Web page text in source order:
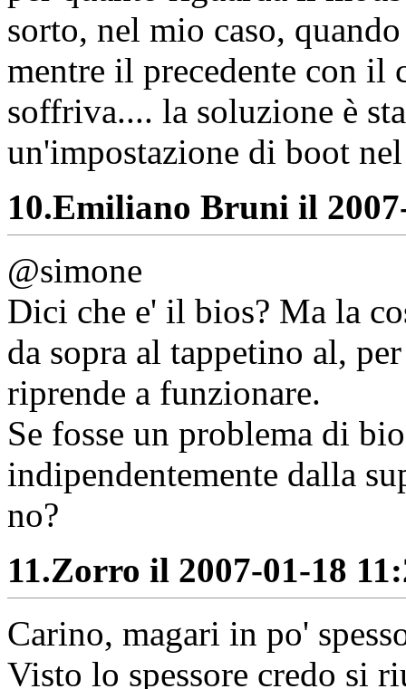
sorto, nel mio caso,
mentre il precedente con il
soffriva.... la soluzione è
un'impostazione di boot
10.Emiliano Bruni il
@simone
Dici che e' il bios? Ma la
da sopra al tappetino al,
riprende a funzionare.
Se fosse un problema di
indipendentemente dalla
no?
11.Zorro il 2007-01-18
Carino, magari in po'
Visto lo spessore credo si